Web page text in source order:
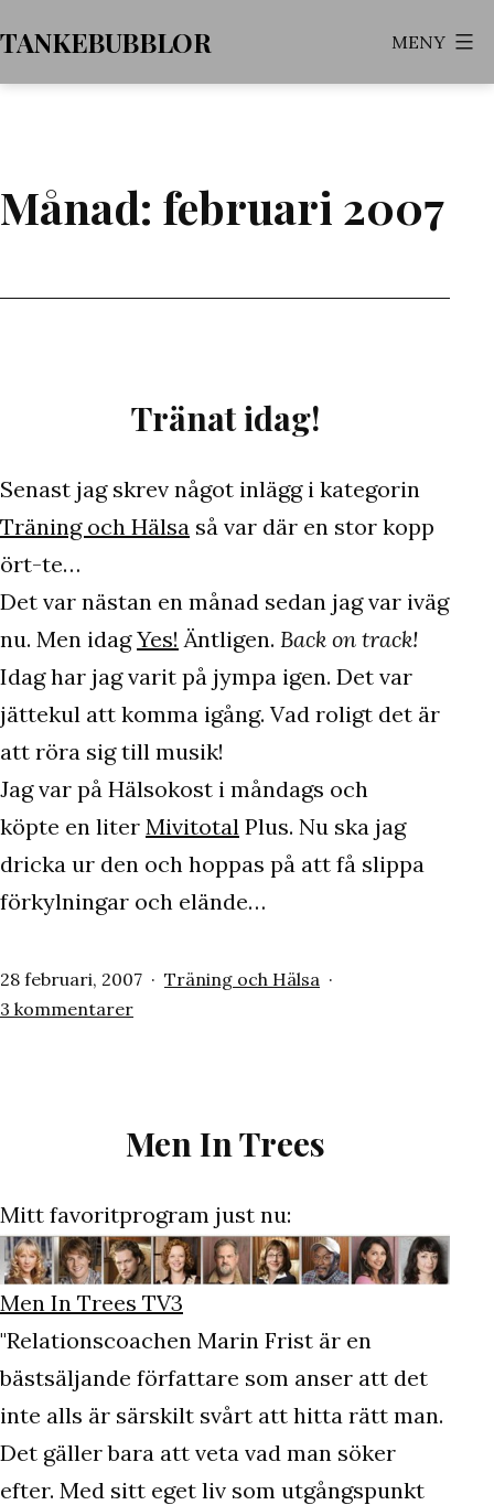
till
innehåll
TANKEBUBBLOR MENY
Månad: februari 2007
Tränat idag!
Senast jag skrev något inlägg i kategorin
Träning och Hälsa så var där en stor kopp
ört-te…
Det var nästan en månad sedan jag var iväg
nu. Men idagYes! Äntligen. Back on track!
Idag har jag varit på jympa igen. Det var
jättekul att komma igång. Vad roligt det är
att röra sig till musik!
Jag var på Hälsokost i måndags och
köpte en liter Mivitotal Plus. Nu ska jag
dricka ur den och hoppas på att få slippa
förkylningar och elände…
Publicerat
den
28 februari, 2007
Kategoriserat
Träning och Hälsa
3 kommentarertill
Men In Trees
Mitt favoritprogram just nu:
Men In Trees TV3
"Relationscoachen Marin Frist är en
bästsäljande författare som anser att det
inte alls är särskilt svårt att hitta rätt man.
Det gäller bara att veta vad man söker
efter. Med sitt eget liv som utgångspunkt